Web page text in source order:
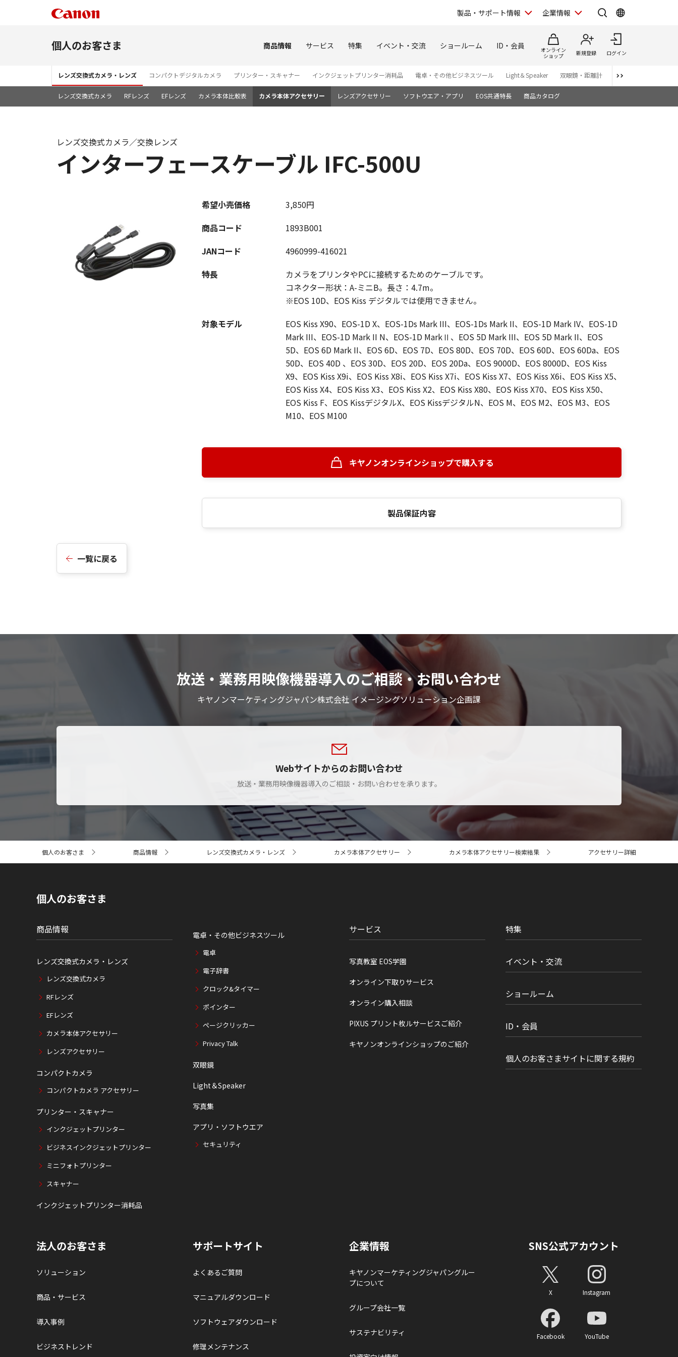
製品・サポート情報 企業情報
個人のお客さま 商品情報 サービス 特集 イベント・交流 ショールーム ID・会員
オンライン
ショップ
新規登録 ログイン
レンズ交換式カメラ・レンズ コンパクトデジタルカメラ プリンター・スキャナー インクジェットプリンター消耗品 電卓・その他ビジネスツール Light＆Speaker 双眼鏡・距離計 写真集
レンズ交換式カメラ RFレンズ EFレンズ カメラ本体比較表 カメラ本体アクセサリー レンズアクセサリー ソフトウエア・アプリ EOS共通特長 商品カタログ
インターフェースケーブル IFC-500U
レンズ交換式カメラ／交換レンズ
希望小売価格
3,850円
商品コード
1893B001
JANコード
4960999-416021
特長
カメラをプリンタやPCに接続するためのケーブルです。
コネクター形状：A-ミニB。長さ：4.7m。
※EOS 10D、EOS Kiss デジタルでは使用できません。
対象モデル
EOS Kiss X90、EOS-1D X、EOS-1Ds Mark III、EOS-1Ds Mark II、EOS-1D Mark IV、EOS-1D
Mark III、EOS-1D Mark II N、EOS-1D MarkⅡ、EOS 5D Mark III、EOS 5D Mark II、EOS
5D、EOS 6D Mark II、EOS 6D、EOS 7D、EOS 80D、EOS 70D、EOS 60D、EOS 60Da、EOS
50D、EOS 40D 、EOS 30D、EOS 20D、EOS 20Da、EOS 9000D、EOS 8000D、EOS Kiss
X9、EOS Kiss X9i、EOS Kiss X8i、EOS Kiss X7i、EOS Kiss X7、EOS Kiss X6i、EOS Kiss X5、
EOS Kiss X4、EOS Kiss X3、EOS Kiss X2、EOS Kiss X80、EOS Kiss X70、EOS Kiss X50、
EOS Kiss F、EOS KissデジタルX、EOS KissデジタルN、EOS M、EOS M2、EOS M3、EOS
M10、EOS M100
キヤノンオンラインショップで購入する
製品保証内容
一覧に戻る
放送・業務用映像機器導入のご相談・お問い合わせ
キヤノンマーケティングジャパン株式会社 イメージングソリューション企画課
Webサイトからのお問い合わせ
放送・業務用映像機器導入のご相談・お問い合わせを承ります。
ト
個人のお客さま 商品情報 レンズ交換式カメラ・レンズ カメラ本体アクセサリー カメラ本体アクセサリー検索結果 アクセサリー詳細
個人のお客さま
商品情報
レンズ交換式カメラ・レンズ
レンズ交換式カメラ
RFレンズ
EFレンズ
カメラ本体アクセサリー
レンズアクセサリー
コンパクトカメラ
コンパクトカメラ アクセサリー
プリンター・スキャナー
インクジェットプリンター
ビジネスインクジェットプリンター
ミニフォトプリンター
スキャナー
インクジェットプリンター消耗品
電卓・その他ビジネスツール
電卓
電子辞書
クロック&タイマー
ポインター
ページクリッカー
Privacy Talk
双眼鏡
Light＆Speaker
写真集
アプリ・ソフトウエア
セキュリティ
サービス
写真教室 EOS学園
オンライン下取りサービス
オンライン購入相談
PIXUS プリント枚ルサービスご紹介
キヤノンオンラインショップのご紹介
特集
イベント・交流
ショールーム
ID・会員
個人のお客さまサイトに関する規約
法人のお客さま
ソリューション
商品・サービス
導入事例
ビジネストレンド
サポートサイト
よくあるご質問
マニュアルダウンロード
ソフトウェアダウンロード
修理メンテナンス
企業情報
キヤノンマーケティングジャパングルー
プについて
グループ会社一覧
サステナビリティ
SNS公式アカウント
X Instagram
Facebook YouTube